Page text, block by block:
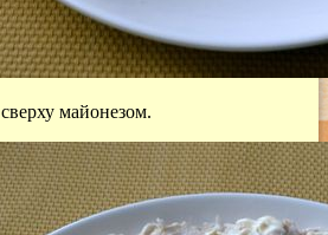
сверху майонезом.